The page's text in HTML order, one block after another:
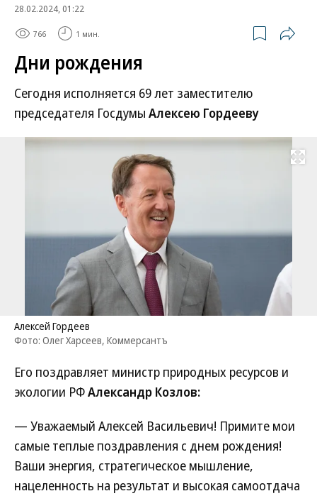
28.02.2024, 01:22
766 1 мин.
Дни рождения
Сегодня исполняется 69 лет заместителю
председателя Госдумы Алексею Гордееву
Развернуть
Алексей Гордеев
Фото: Олег Харсеев, Коммерсантъ
Его поздравляет министр природных ресурсов и
экологии РФАлександр Козлов:
— Уважаемый Алексей Васильевич! Примите мои
самые теплые поздравления с днем рождения!
Ваши энергия, стратегическое мышление,
нацеленность на результат и высокая самоотдача